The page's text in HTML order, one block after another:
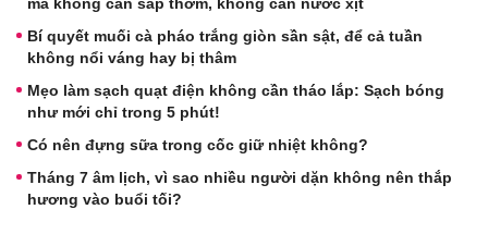
Bí quyết muối cà pháo trắng giòn sần sật, để cả tuần
không nổi váng hay bị thâm
Mẹo làm sạch quạt điện không cần tháo lắp: Sạch bóng
như mới chỉ trong 5 phút!
Có nên đựng sữa trong cốc giữ nhiệt không?
Tháng 7 âm lịch, vì sao nhiều người dặn không nên thắp
hương vào buổi tối?